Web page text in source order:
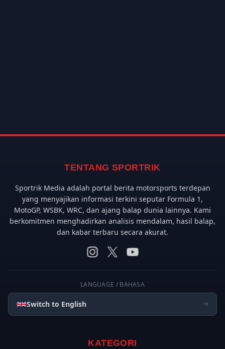
TENTANG SPORTRIK
Sportrik Media adalah portal berita motorsports terdepan
yang menyajikan informasi terkini seputar Formula 1,
MotoGP, WSBK, WRC, dan ajang balap dunia lainnya. Kami
berkomitmen menghadirkan analisis mendalam, hasil balap,
dan kabar terbaru secara akurat.
LANGUAGE / BAHASA
Switch to English
KATEGORI